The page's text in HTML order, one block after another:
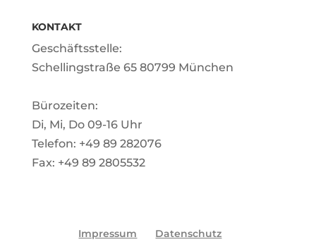
KONTAKT
Geschäftsstelle:
Schellingstraße 65 80799 München
Bürozeiten:
Di, Mi, Do 09-16 Uhr
Telefon: +49 89 282076
Fax: +49 89 2805532
Impressum Datenschutz